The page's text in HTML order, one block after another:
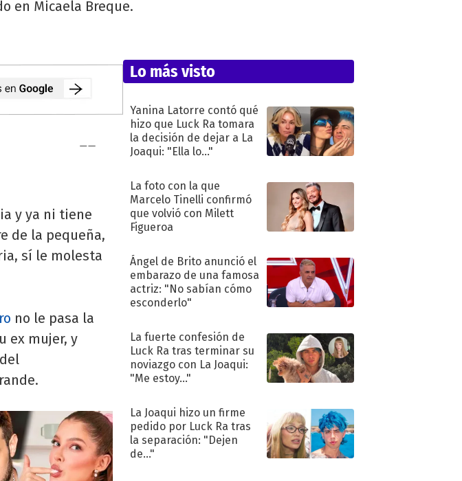
en Micaela Breque.
y ya ni tiene
de la pequeña,
sí le molesta
no le pasa la
ex mujer, y
Lo más visto
Yanina Latorre contó qué
hizo que Luck Ra tomara
la decisión de dejar a La
Joaqui: "Ella lo..."
La foto con la que
Marcelo Tinelli confirmó
que volvió con Milett
Figueroa
Ángel de Brito anunció el
embarazo de una famosa
actriz: "No sabían cómo
esconderlo"
La fuerte confesión de
Luck Ra tras terminar su
noviazgo con La Joaqui:
"Me estoy..."
La Joaqui hizo un firme
pedido por Luck Ra tras
la separación: "Dejen
de..."